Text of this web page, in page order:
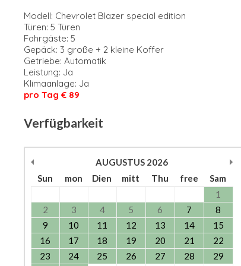
Modell: Chevrolet Blazer special edition
Türen: 5 Türen
Fahrgäste: 5
Gepäck: 3 große + 2 kleine Koffer
Getriebe: Automatik
Leistung: Ja
Klimaanlage: Ja
pro Tag € 89
Verfügbarkeit
AUGUSTUS 2026
Sun
mon Dien mitt Thu free
Sam
1
2
3 4 5 6 7
8
9
10 11 12 13 14
15
16
17 18 19 20 21
22
23
24 25 26 27 28 29